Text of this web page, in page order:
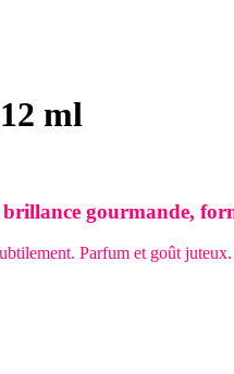
ml
brillance gourmande,
Parfum et goût juteux.